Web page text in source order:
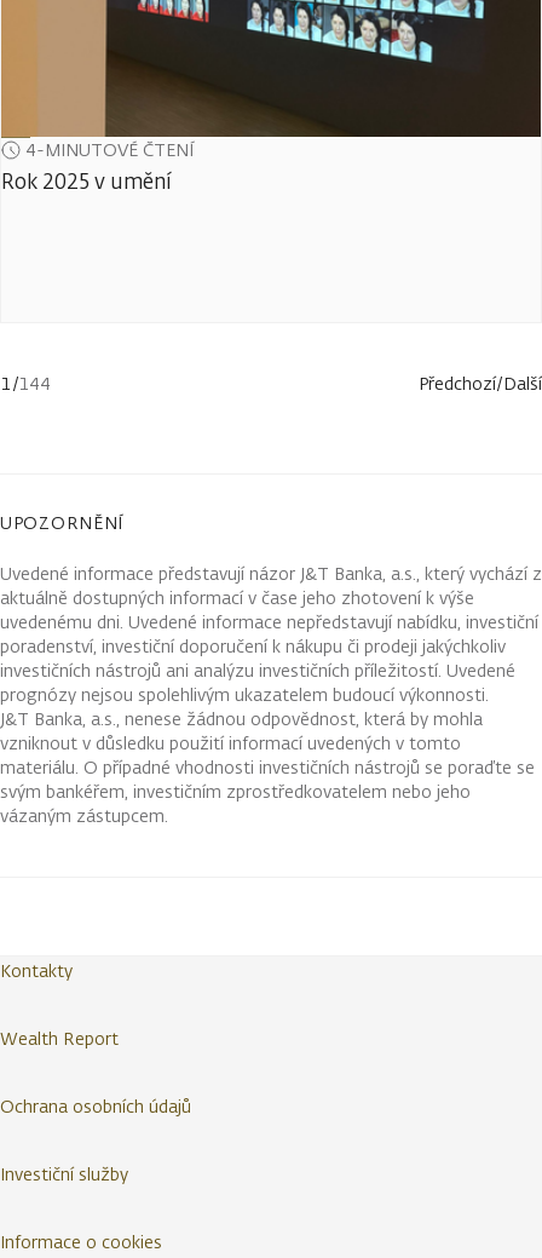
4-MINUTOVÉ ČTENÍ
Rok 2025 v umění
1/144 Předchozí/Další
UPOZORNĚNÍ
Uvedené informace představují názor J&T Banka, a.s., který vychází z
aktuálně dostupných informací v čase jeho zhotovení k výše
uvedenému dni. Uvedené informace nepředstavují nabídku, investiční
poradenství, investiční doporučení k nákupu či prodeji jakýchkoliv
investičních nástrojů ani analýzu investičních příležitostí. Uvedené
prognózy nejsou spolehlivým ukazatelem budoucí výkonnosti.
J&T Banka, a.s., nenese žádnou odpovědnost, která by mohla
vzniknout v důsledku použití informací uvedených v tomto
materiálu. O případné vhodnosti investičních nástrojů se poraďte se
svým bankéřem, investičním zprostředkovatelem nebo jeho
vázaným zástupcem.
Kontakty
Wealth Report
Ochrana osobních údajů
Investiční služby
Informace o cookies